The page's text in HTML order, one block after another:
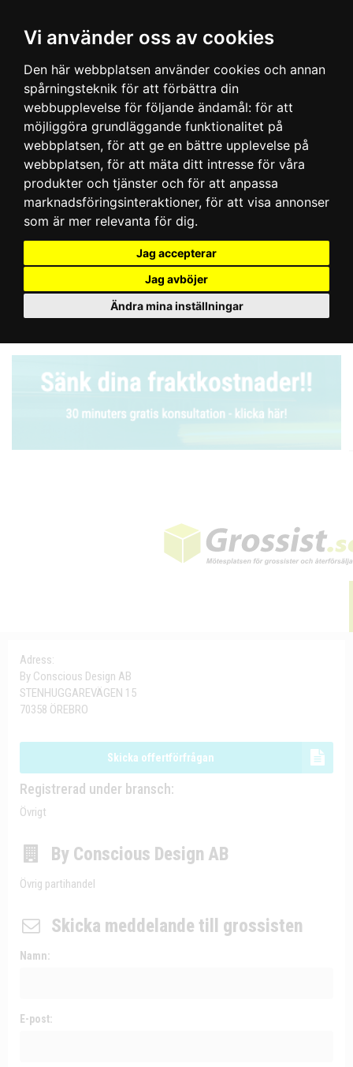
Vi använder oss av cookies
Den här webbplatsen använder cookies och annan
spårningsteknik för att förbättra din
webbupplevelse för följande ändamål: för att
möjliggöra grundläggande funktionalitet på
webbplatsen, för att ge en bättre upplevelse på
webbplatsen, för att mäta ditt intresse för våra
produkter och tjänster och för att anpassa
marknadsföringsinteraktioner, för att visa annonser
som är mer relevanta för dig.
Jag accepterar
Jag avböjer
Ändra mina inställningar
Adress:
By Conscious Design AB
STENHUGGAREVÄGEN 15
70358 ÖREBRO
Skicka offertförfrågan
Registrerad under bransch:
Övrigt
By Conscious Design AB
Övrig partihandel
Skicka meddelande till grossisten
Namn:
E-post: